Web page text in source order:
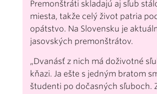
Premonštráti skladajú aj sľub
miesta, takže celý život patria
opátstvo. Na Slovensku je
jasovských premonštrátov.
„Dvanásť z nich má doživotné
kňazi. Ja ešte s jedným bratom
študenti po dočasných sľuboch.